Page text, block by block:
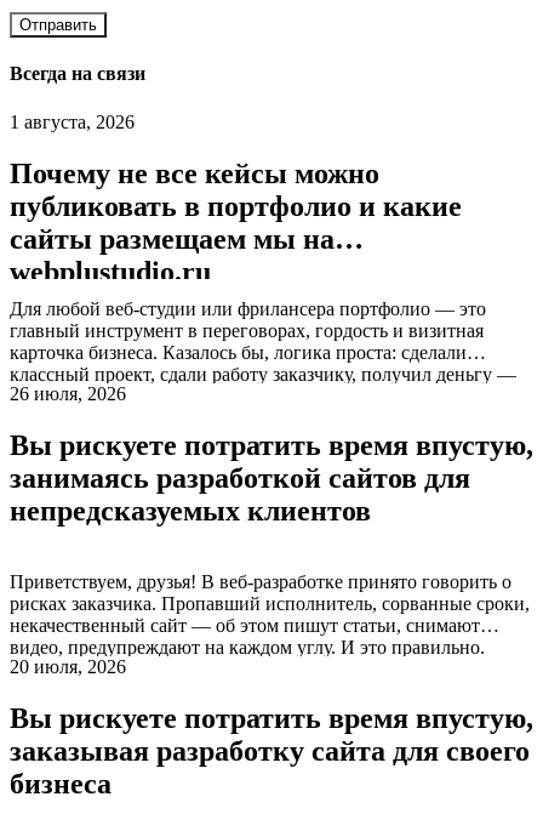
Отправить
Всегда на связи
1 августа, 2026
Почему не все кейсы можно
публиковать в портфолио и какие
сайты размещаем мы на
webplustudio.ru
Для любой веб-студии или фрилансера портфолио — это
главный инструмент в переговорах, гордость и визитная
карточка бизнеса. Казалось бы, логика проста: сделали
классный проект, сдали работу заказчику, получил деньгу —
сразу выкладывай сочную картинку в портфолио, собирай
практике всё оказывается далеко не так очевидно. За годы […]
26 июля, 2026
Вы рискуете потратить время впустую,
занимаясь разработкой сайтов для
непредсказуемых клиентов
Приветствуем, друзья! В веб-разработке принято говорить о
рисках заказчика. Пропавший исполнитель, сорванные сроки,
некачественный сайт — об этом пишут статьи, снимают
видео, предупреждают на каждом углу. И это правильно.
Заказчик вкладывает деньги, он имеет право знать, с чем
Студии и веб-мастера тоже рискуют. И рискуют не меньше.
[…]
20 июля, 2026
Вы рискуете потратить время впустую,
заказывая разработку сайта для своего
бизнеса